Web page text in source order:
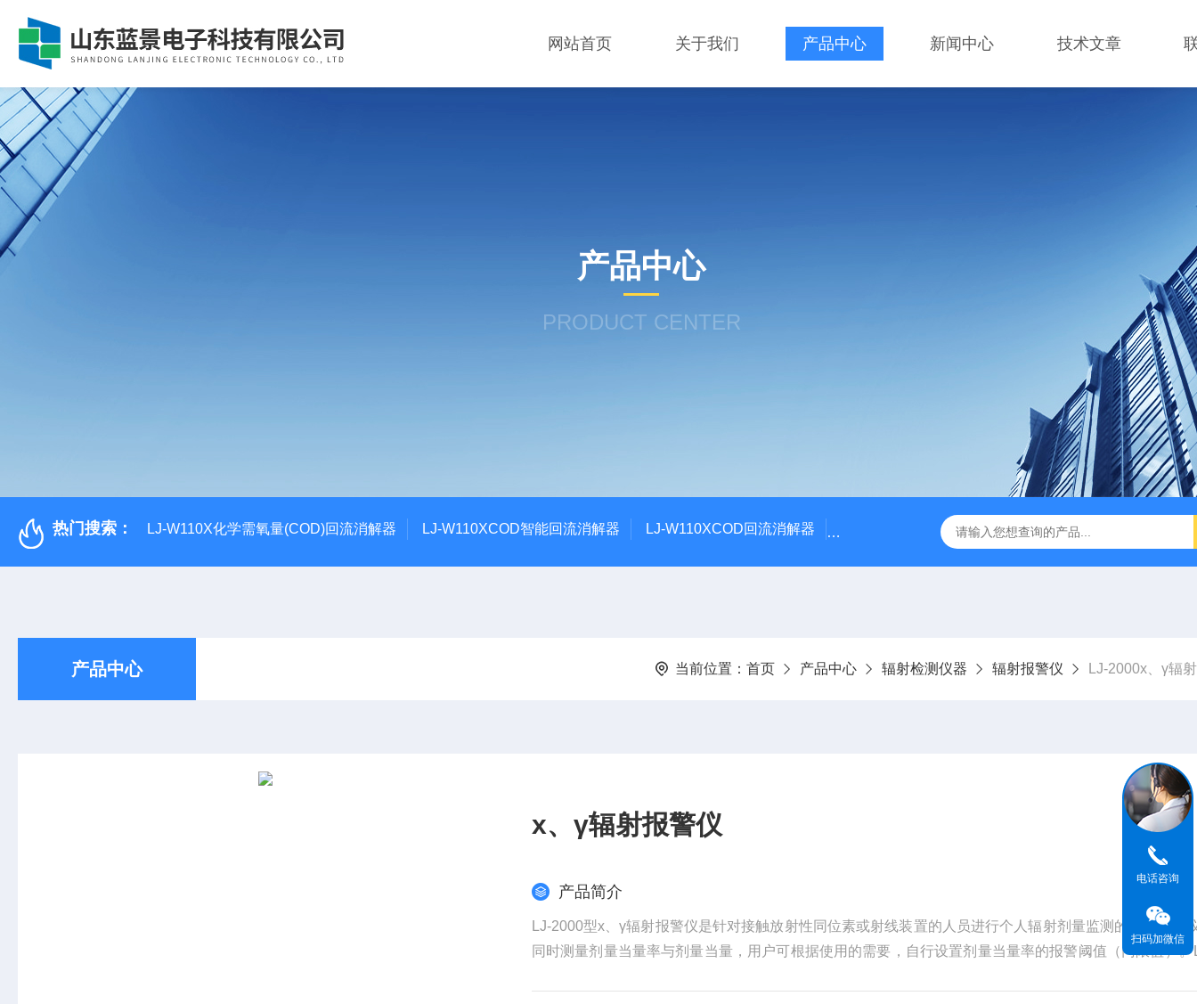
网站首页 关于我们 产品中心 新闻中心 技术文章
产品中心
PRODUCT CENTER
热门搜索： LJ-W110X化学需氧量(COD)回流消解器 LJ-W110XCOD智能回流消解器 LJ-W110XCOD回流消解器 LJ-W110X标准COD消解器 LJ-W110XCOD消解器
产品中心 当前位置： 首页 产品中心 辐射检测仪器 辐射报警仪 LJ-2000x、γ辐
x、γ辐射报警仪
产品简介
LJ-2000型x、γ辐射报警仪是针对接触放射性同位素或射线装置的人员进行个人辐射剂量监测的仪器。该
同时测量剂量当量率与剂量当量，用户可根据使用的需要，自行设置剂量当量率的报警阈值（门限值）。
电话咨询
扫码加微信